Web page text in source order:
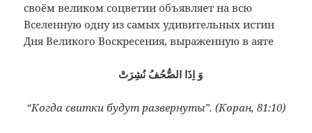
своём великом соцветии объявляет на всю
Вселенную одну из самых удивительных истин
Дня Великого Воскресения, выраженную в аяте
وَ اِذَا الصُّحُفُ نُشِرَتْ
“Когда свитки будут развернуты”. (Коран, 81:10)